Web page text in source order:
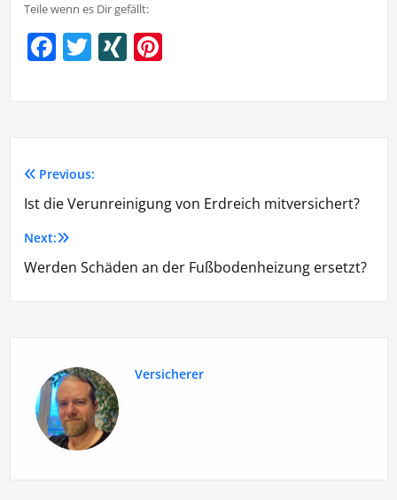
Teile wenn es Dir gefällt:
Facebook
Twitter
XINGPinterest
Previous:
Ist die Verunreinigung von Erdreich mitversichert?
Next:
Werden Schäden an der Fußbodenheizung ersetzt?
Versicherer